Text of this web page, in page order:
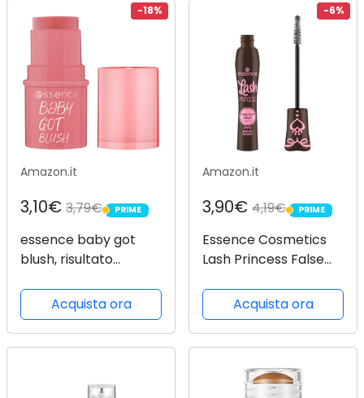
Resistente alle
Sbavature e No...
-18%
Amazon.it
3,10€ 3,79€ PRIME
PRIME
essence baby got
blush, risultato
rugiadosa (5.5g)
Acquista ora
-6%
Amazon.it
3,90€ 4,19€ PRIME
PRIME
Essence Cosmetics
Lash Princess False
Marrone Scuro,
Volumizzante, Effetto
Ciglia Finte,
Allungamento, 12 ml
Acquista ora